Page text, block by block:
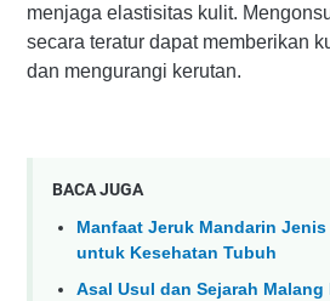
menjaga elastisitas kulit.
secara teratur dapat memberikan
dan mengurangi kerutan.
BACA JUGA
Manfaat Jeruk Mandarin
untuk Kesehatan Tubuh
Asal Usul dan Sejarah